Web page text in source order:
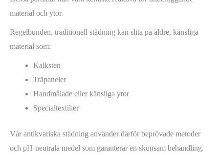
material och ytor.
Regelbunden, traditionell städning kan slita på äldre, känsliga
material som:
Kalksten
Träpaneler
Handmålade eller känsliga ytor
Specialtextilier
Vår antikvariska städning använder därför beprövade metoder
och pH-neutrala medel som garanterar en skonsam behandling.